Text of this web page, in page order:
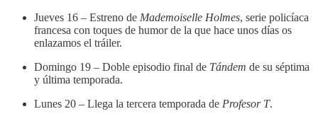
Jueves 16 – Estreno de Mademoiselle Holmes, serie policíaca
francesa con toques de humor de la que hace unos días os
enlazamos el tráiler.
Domingo 19 – Doble episodio final de Tándem de su séptima
y última temporada.
Lunes 20 – Llega la tercera temporada de Profesor T.